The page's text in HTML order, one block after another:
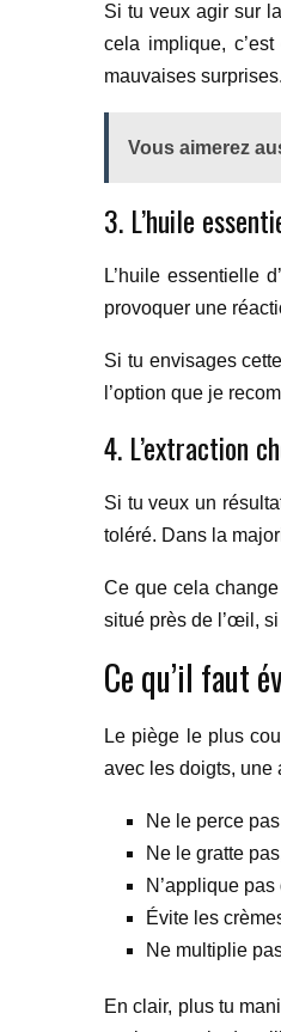
Si tu veux agir sur
cela implique,
mauvaises surprises.
Vous aimerez
3. L’huile
L’huile essentielle
provoquer une
Si tu envisages
l’option que je
4. L’extraction
Si tu veux un
toléré. Dans la
Ce que cela
situé près de l’œil,
Ce qu’il faut
Le piège le plus
avec les doigts, une
Ne le perce
Ne le gratte
N’applique
Évite les
Ne multiplie
En clair, plus tu